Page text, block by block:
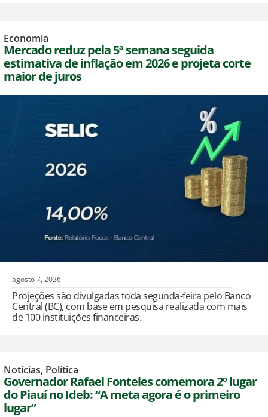
Economia
Mercado reduz pela 5ª semana seguida
estimativa de inflação em 2026 e projeta corte
maior de juros
agosto 7, 2026
Projeções são divulgadas toda segunda-feira pelo Banco
Central (BC), com base em pesquisa realizada com mais
de 100 instituições financeiras.
Notícias, Política
Governador Rafael Fonteles comemora 2º lugar
do Piauí no Ideb: “A meta agora é o primeiro
lugar”